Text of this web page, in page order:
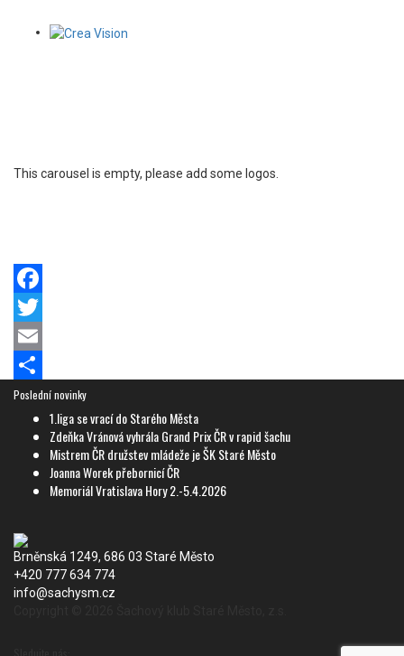
This carousel is empty, please add some logos.
Facebook
Twitter
Email
Share
Poslední novinky
1.liga se vrací do Starého Města
Zdeňka Vránová vyhrála Grand Prix ČR v rapid šachu
Mistrem ČR družstev mládeže je ŠK Staré Město
Joanna Worek přebornicí ČR
Memoriál Vratislava Hory 2.-5.4.2026
Brněnská 1249, 686 03 Staré Město
+420 777 634 774
info@sachysm.cz